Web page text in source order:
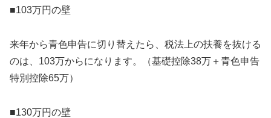
■103万円の壁
来年から青色申告に切り替えたら、税法上の扶養を抜ける
のは、103万からになります。（基礎控除38万＋青色申告
特別控除65万）
■130万円の壁